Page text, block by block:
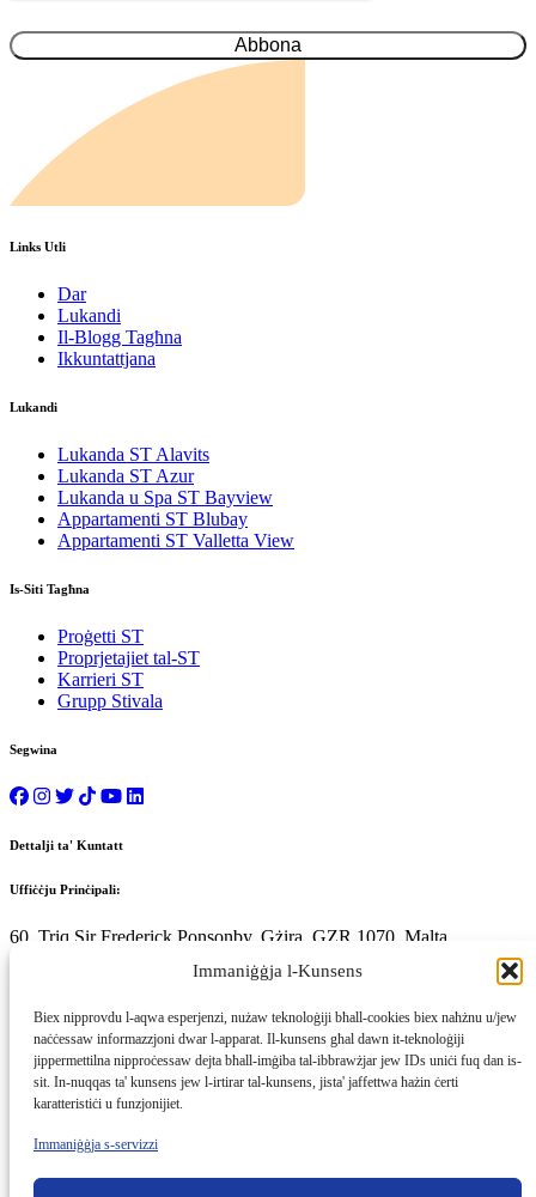
Immaniġġja l-Kunsens
Biex nipprovdu l-aqwa esperjenzi, nużaw teknoloġiji bħall-cookies biex naħżnu u/jew
naċċessaw informazzjoni dwar l-apparat. Il-kunsens għal dawn it-teknoloġiji
jippermettilna nipproċessaw dejta bħall-imġiba tal-ibbrawżjar jew IDs uniċi fuq dan is-
sit. In-nuqqas ta' kunsens jew l-irtirar tal-kunsens, jista' jaffettwa ħażin ċerti
karatteristiċi u funzjonijiet.
Immaniġġja s-servizzi
Links Utli
Dar
Lukandi
Il-Blogg Tagħna
Ikkuntattjana
Lukandi
Lukanda ST Alavits
Lukanda ST Azur
Lukanda u Spa ST Bayview
Appartamenti ST Blubay
Appartamenti ST Valletta View
Is-Siti Tagħna
Proġetti ST
Proprjetajiet tal-ST
Karrieri ST
Grupp Stivala
Segwina
Dettalji ta' Kuntatt
Uffiċċju Prinċipali:
60, Triq Sir Frederick Ponsonby, Gżira, GZR 1070, Malta
(+356) 2264 0000
Email:
2026